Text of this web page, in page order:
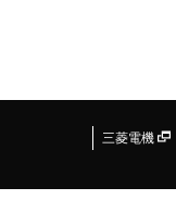
三菱電機